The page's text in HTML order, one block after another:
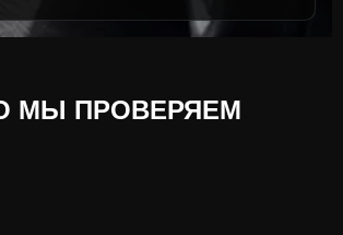
МЫ ПРОВЕРЯЕМ